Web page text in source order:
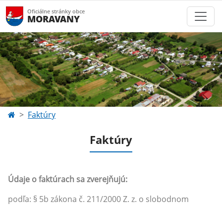
Oficiálne stránky obce
MORAVANY
Faktúry
Faktúry
Údaje o faktúrach sa zverejňujú:
podľa: § 5b zákona č. 211/2000 Z. z. o slobodnom